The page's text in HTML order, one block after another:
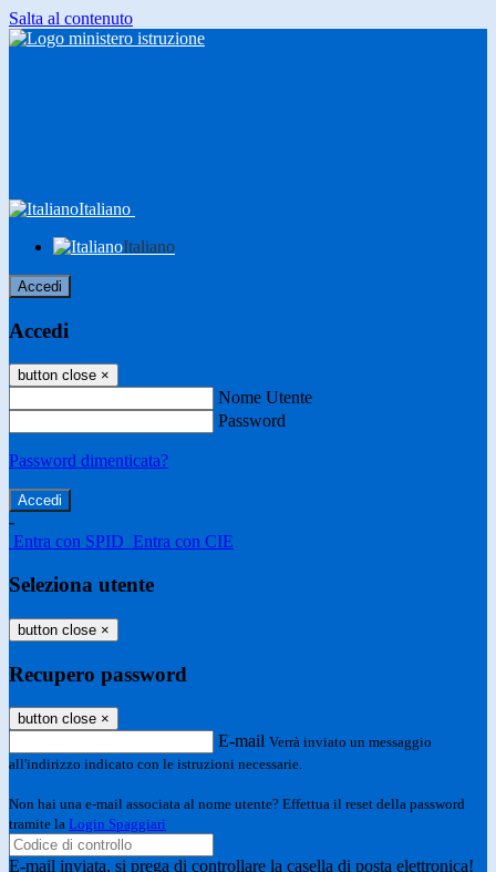
Salta al contenuto
Italiano
Italiano
Accedi
Accedi
button close ×
Nome Utente
Password
Password dimenticata?
-
Entra con SPID Entra con CIE
Seleziona utente
button close ×
Recupero password
button close ×
E-mail Verrà inviato un messaggio
all'indirizzo indicato con le istruzioni necessarie.
Non hai una e-mail associata al nome utente? Effettua il reset della password
tramite la Login Spaggiari
E-mail inviata, si prega di controllare la casella di posta elettronica!